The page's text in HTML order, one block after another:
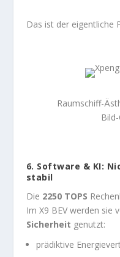
Das ist der eigentliche
Raumschiff-
6. Software & KI:
stabil
Die 2250 TOPS
Im X9 BEV werden sie
Sicherheit genutzt:
prädiktive